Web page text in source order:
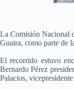
La Comisión Nacional
Guaira, como parte de
El recorrido estuvo
Bernardo Pérez
Palacios,